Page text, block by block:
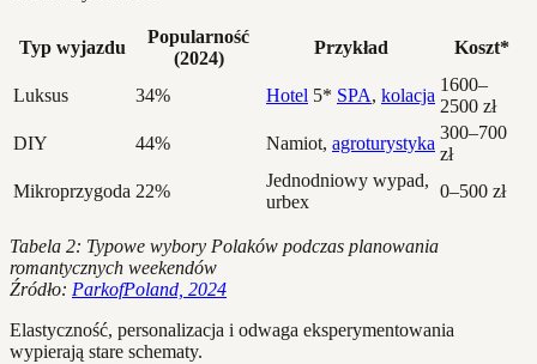
Typ wyjazdu
Popularność
(2024)
Przykład Koszt*
Luksus 34% Hotel 5* SPA, kolacja
1600–
2500 zł
DIY
44% Namiot, agroturystyka
300–700
zł
Mikroprzygoda 22%
Jednodniowy wypad,
urbex
0–500 zł
Tabela 2: Typowe wybory Polaków podczas planowania
romantycznych weekendów
Źródło: ParkofPoland, 2024
Elastyczność, personalizacja i odwaga eksperymentowania
wypierają stare schematy.